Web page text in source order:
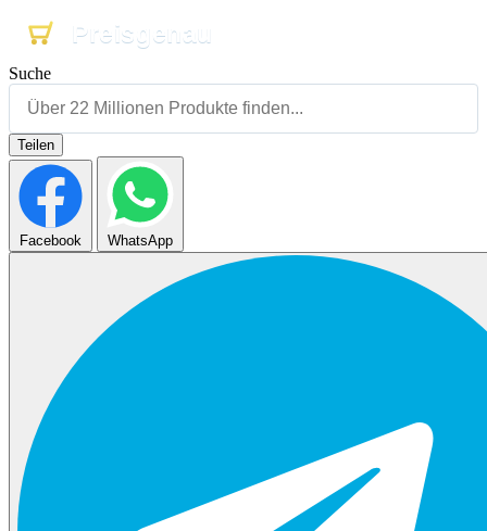
Preisgenau
Preisgenau
Preisgenau
Suche
Teilen
Facebook WhatsApp